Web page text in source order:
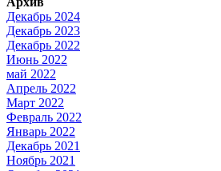
Декабрь 2024
Декабрь 2023
Декабрь 2022
Июнь 2022
май 2022
Апрель 2022
Март 2022
Февраль 2022
Январь 2022
Декабрь 2021
Ноябрь 2021